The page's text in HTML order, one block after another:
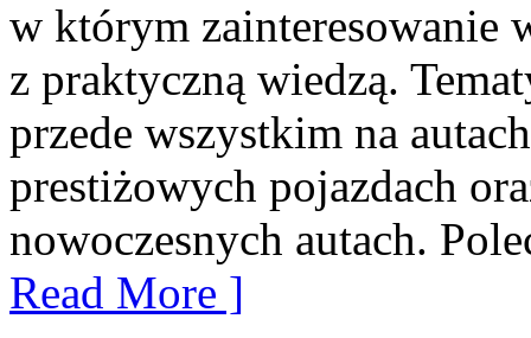
w którym zainteresowanie
z praktyczną wiedzą.
przede wszystkim na
prestiżowych pojazdach
nowoczesnych autach.
Read More ]